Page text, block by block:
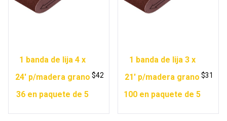
1 banda de lija 4 x
24′ p/madera grano
36 en paquete de 5
$42
1 banda de lija 3 x
21′ p/madera grano
100 en paquete de 5
$31